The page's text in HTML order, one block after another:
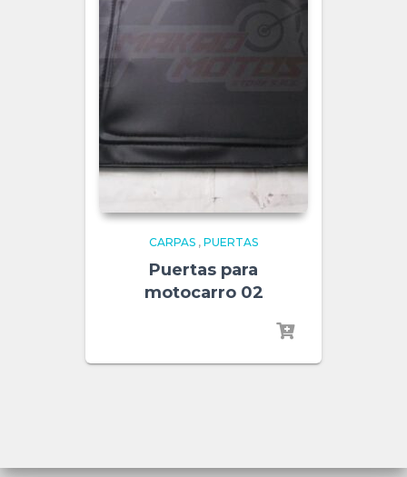
CARPAS , PUERTAS
Puertas para
motocarro 02